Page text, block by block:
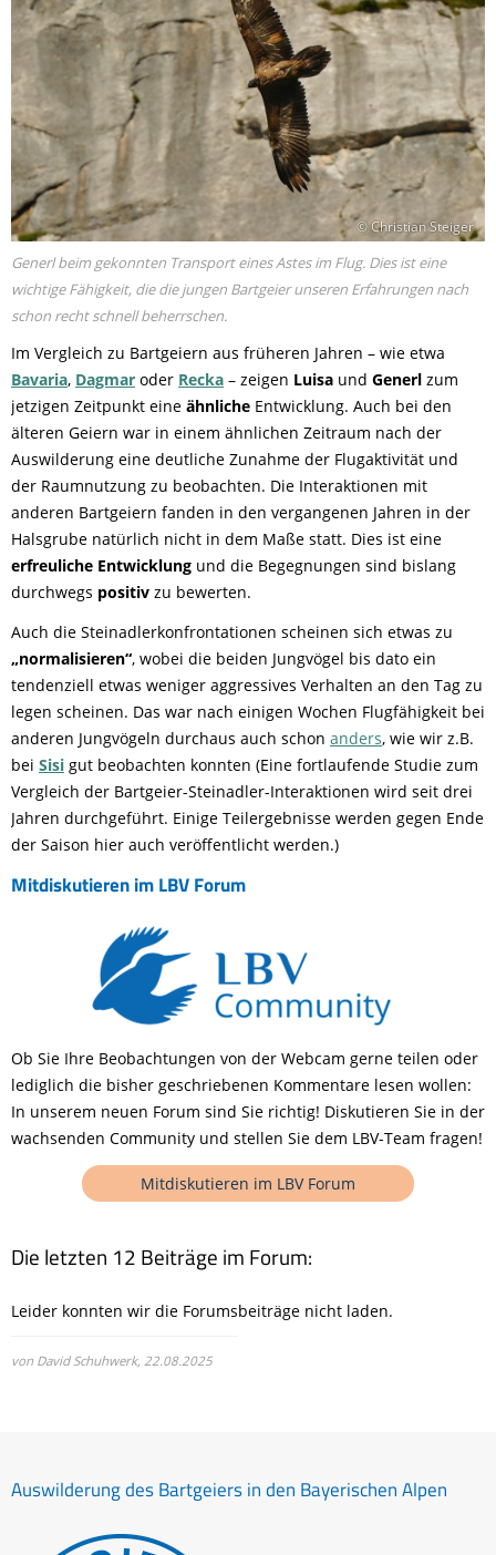
© Christian Steiger
Generl beim gekonnten Transport eines Astes im Flug. Dies ist eine
wichtige Fähigkeit, die die jungen Bartgeier unseren Erfahrungen nach
schon recht schnell beherrschen.
Im Vergleich zu Bartgeiern aus früheren Jahren – wie etwa
Bavaria, Dagmar oder Recka – zeigen Luisa und Generl zum
jetzigen Zeitpunkt eine ähnliche Entwicklung. Auch bei den
älteren Geiern war in einem ähnlichen Zeitraum nach der
Auswilderung eine deutliche Zunahme der Flugaktivität und
der Raumnutzung zu beobachten. Die Interaktionen mit
anderen Bartgeiern fanden in den vergangenen Jahren in der
Halsgrube natürlich nicht in dem Maße statt. Dies ist eine
erfreuliche Entwicklung und die Begegnungen sind bislang
durchwegs positiv zu bewerten.
Auch die Steinadlerkonfrontationen scheinen sich etwas zu
„normalisieren“, wobei die beiden Jungvögel bis dato ein
tendenziell etwas weniger aggressives Verhalten an den Tag zu
legen scheinen. Das war nach einigen Wochen Flugfähigkeit bei
anderen Jungvögeln durchaus auch schon anders, wie wir z.B.
bei Sisi gut beobachten konnten (Eine fortlaufende Studie zum
Vergleich der Bartgeier-Steinadler-Interaktionen wird seit drei
Jahren durchgeführt. Einige Teilergebnisse werden gegen Ende
der Saison hier auch veröffentlicht werden.)
Mitdiskutieren im LBV Forum
Ob Sie Ihre Beobachtungen von der Webcam gerne teilen oder
lediglich die bisher geschriebenen Kommentare lesen wollen:
In unserem neuen Forum sind Sie richtig! Diskutieren Sie in der
wachsenden Community und stellen Sie dem LBV-Team fragen!
Mitdiskutieren im LBV Forum
Die letzten 12 Beiträge im Forum:
Leider konnten wir die Forumsbeiträge nicht laden.
von David Schuhwerk, 22.08.2025
Auswilderung des Bartgeiers in den Bayerischen Alpen